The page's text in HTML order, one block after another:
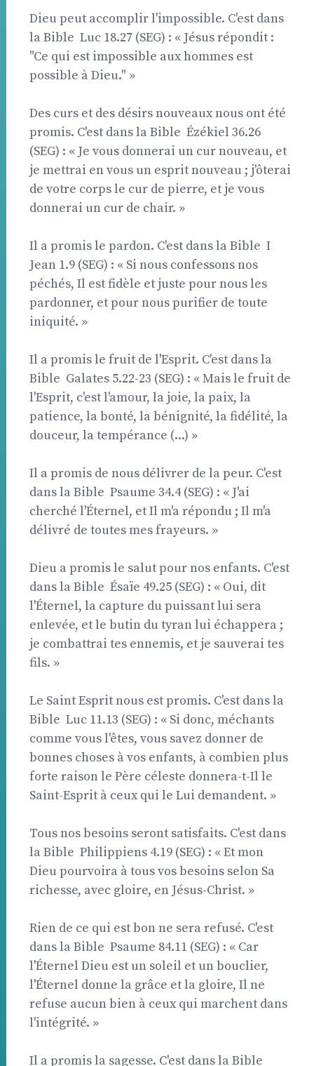
Dieu peut accomplir l'impossible. C'est dans
la Bible  Luc 18.27 (SEG) : « Jésus répondit :
"Ce qui est impossible aux hommes est
possible à Dieu." »
Des curs et des désirs nouveaux nous ont été
promis. C'est dans la Bible  Ézékiel 36.26
(SEG) : « Je vous donnerai un cur nouveau, et
je mettrai en vous un esprit nouveau ; j'ôterai
de votre corps le cur de pierre, et je vous
donnerai un cur de chair. »
Il a promis le pardon. C'est dans la Bible  I
Jean 1.9 (SEG) : « Si nous confessons nos
péchés, Il est fidèle et juste pour nous les
pardonner, et pour nous purifier de toute
iniquité. »
Il a promis le fruit de l'Esprit. C'est dans la
Bible  Galates 5.22-23 (SEG) : « Mais le fruit de
l'Esprit, c'est l'amour, la joie, la paix, la
patience, la bonté, la bénignité, la fidélité, la
douceur, la tempérance (...) »
Il a promis de nous délivrer de la peur. C'est
dans la Bible  Psaume 34.4 (SEG) : « J'ai
cherché l'Éternel, et Il m'a répondu ; Il m'a
délivré de toutes mes frayeurs. »
Dieu a promis le salut pour nos enfants. C'est
dans la Bible  Ésaïe 49.25 (SEG) : « Oui, dit
l'Éternel, la capture du puissant lui sera
enlevée, et le butin du tyran lui échappera ;
je combattrai tes ennemis, et je sauverai tes
fils. »
Le Saint Esprit nous est promis. C'est dans la
Bible  Luc 11.13 (SEG) : « Si donc, méchants
comme vous l'êtes, vous savez donner de
bonnes choses à vos enfants, à combien plus
forte raison le Père céleste donnera-t-Il le
Saint-Esprit à ceux qui le Lui demandent. »
Tous nos besoins seront satisfaits. C'est dans
la Bible  Philippiens 4.19 (SEG) : « Et mon
Dieu pourvoira à tous vos besoins selon Sa
richesse, avec gloire, en Jésus-Christ. »
Rien de ce qui est bon ne sera refusé. C'est
dans la Bible  Psaume 84.11 (SEG) : « Car
l'Éternel Dieu est un soleil et un bouclier,
l'Éternel donne la grâce et la gloire, Il ne
refuse aucun bien à ceux qui marchent dans
l'intégrité. »
Il a promis la sagesse. C'est dans la Bible 